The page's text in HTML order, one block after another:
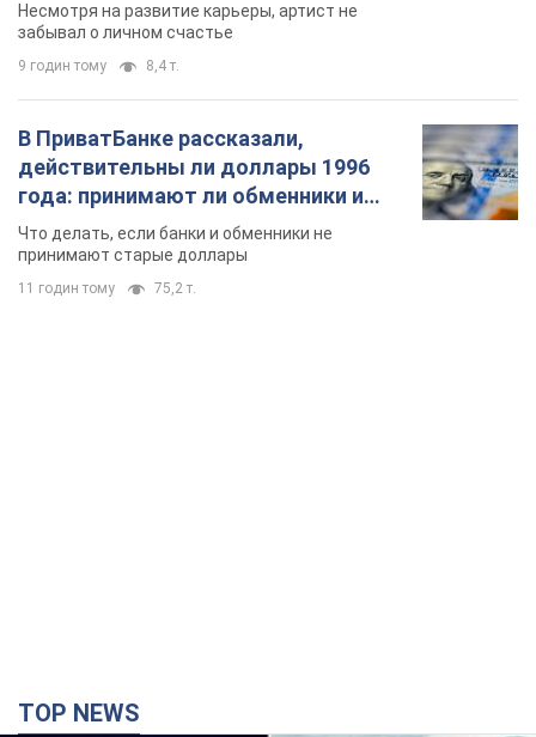
Несмотря на развитие карьеры, артист не
забывал о личном счастье
9 годин тому 8,4 т.
В ПриватБанке рассказали,
действительны ли доллары 1996
года: принимают ли обменники и
банки такие купюры
Что делать, если банки и обменники не
принимают старые доллары
11 годин тому 75,2 т.
TOP NEWS